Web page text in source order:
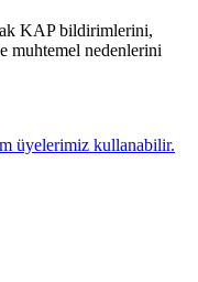
KAP bildirimlerini,
muhtemel nedenlerini
üyelerimiz kullanabilir.